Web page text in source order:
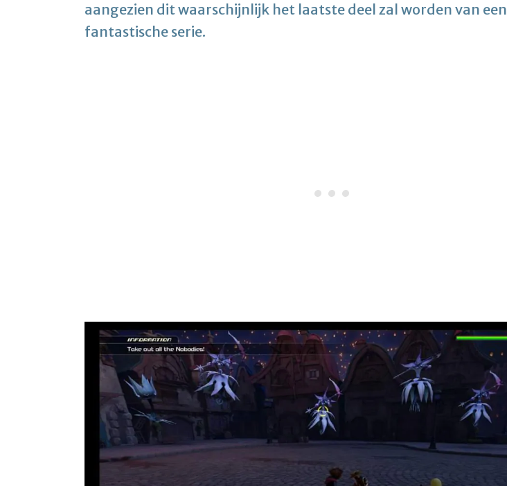
aangezien dit waarschijnlijk het laatste deel zal worden van een
fantastische serie.